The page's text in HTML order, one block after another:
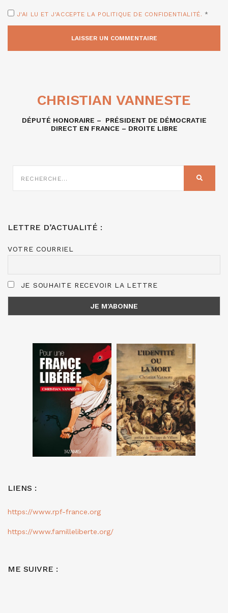
J'AI LU ET J'ACCEPTE LA POLITIQUE DE CONFIDENTIALITÉ. *
CHRISTIAN VANNESTE
DÉPUTÉ HONORAIRE – PRÉSIDENT DE DÉMOCRATIE
DIRECT EN FRANCE – DROITE LIBRE
SUR
LETTRE D’ACTUALITÉ :
VOTRE COURRIEL
JE SOUHAITE RECEVOIR LA LETTRE
LIENS :
https://www.rpf-france.org
https://www.familleliberte.org/
ME SUIVRE :